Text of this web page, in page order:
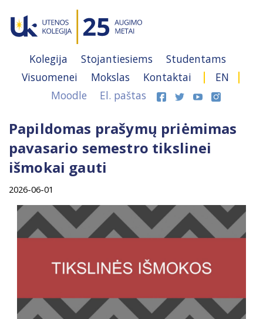
Kolegija Stojantiesiems
Studentams
Visuomenei
Mokslas Kontaktai
EN
Moodle
El. paštas
Papildomas prašymų priėmimas
pavasario semestro tikslinei
išmokai gauti
2026-06-01